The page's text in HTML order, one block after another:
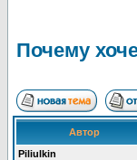
Почему
Автор
Piliulkin